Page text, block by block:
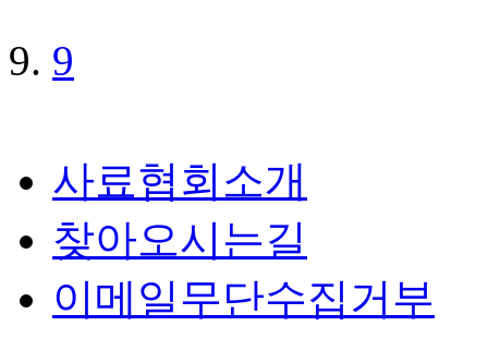
9
사료협회소개
찾아오시는길
이메일무단수집거부